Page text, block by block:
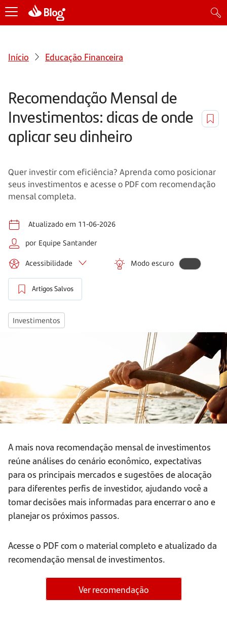
Início Educação Financeira
Recomendação Mensal de
Investimentos: dicas de onde
aplicar seu dinheiro
Quer investir com eficiência? Aprenda como posicionar
seus investimentos e acesse o PDF com recomendação
mensal completa.
Atualizado em 11-06-2026
por Equipe Santander
Acessibilidade Modo escuro
Artigos Salvos
Investimentos
A mais nova recomendação mensal de investimentos
reúne análises do cenário econômico, expectativas
para os principais mercados e sugestões de alocação
para diferentes perfis de investidor, ajudando você a
tomar decisões mais informadas para encerrar o ano e
planejar os próximos passos.
Acesse o PDF com o material completo e atualizado da
recomendação mensal de investimentos.
Ver recomendação